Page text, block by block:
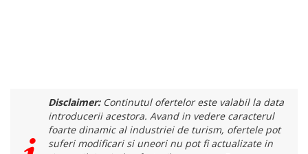
Disclaimer:Continutul ofertelor este valabil la data
introducerii acestora. Avand in vedere caracterul
foarte dinamic al industriei de turism, ofertele pot
suferi modificari si uneori nu pot fi actualizate in